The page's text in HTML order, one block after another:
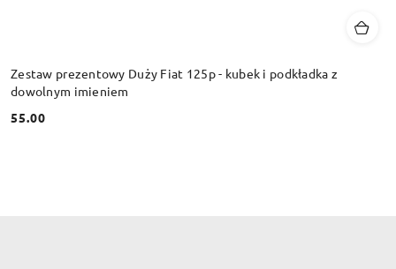
Zestaw prezentowy Duży Fiat 125p - kubek i podkładka z
dowolnym imieniem
Cena:
55.00